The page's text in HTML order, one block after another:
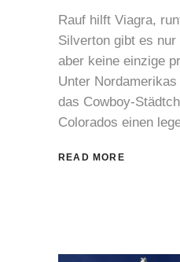
Rauf hilft Viagra,
Silverton gibt es
aber keine einzige
Unter
das Cowboy-
Colorados einen
READ MORE